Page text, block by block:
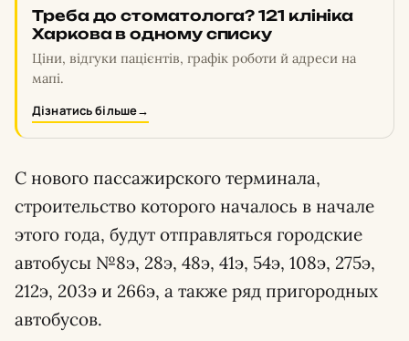
Треба до стоматолога? 121 клініка
Харкова в одному списку
Ціни, відгуки пацієнтів, графік роботи й адреси на
мапі.
Дізнатись більше→
С нового пассажирского терминала,
строительство которого началось в начале
этого года, будут отправляться городские
автобусы №8э, 28э, 48э, 41э, 54э, 108э, 275э,
212э, 203э и 266э, а также ряд пригородных
автобусов.